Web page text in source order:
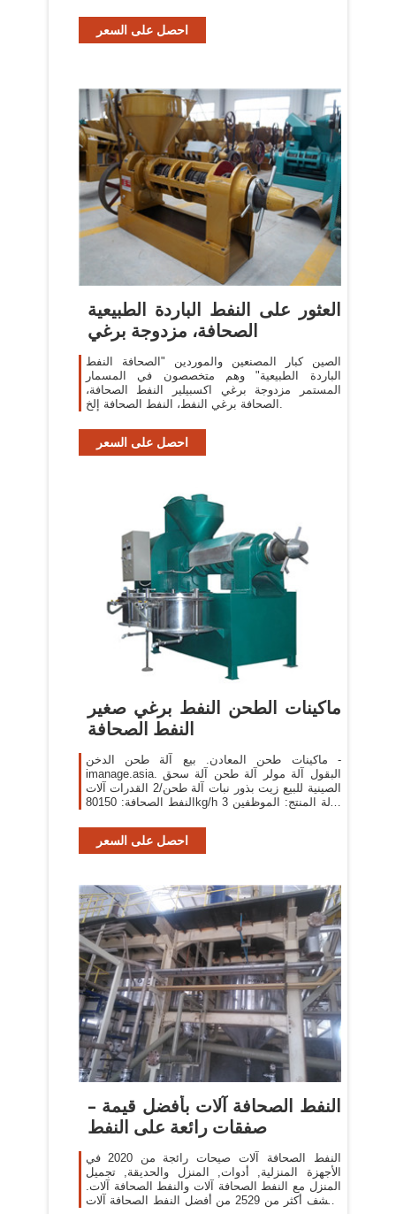
احصل على السعر
العثور على النفط الباردة الطبيعية
الصحافة، مزدوجة برغي
الصين كبار المصنعين والموردين "الصحافة النفط
الباردة الطبيعية" وهم متخصصون في المسمار
المستمر مزدوجة برغي اكسبيلير النفط الصحافة،
الصحافة برغي النفط، النفط الصحافة إلخ.
احصل على السعر
ماكينات الطحن النفط برغي صغير
النفط الصحافة
ماكينات طحن المعادن. بيع آلة طحن الدخن -
imanage.asia. البقول آلة مولر آلة طحن آلة سحق
الصينية للبيع زيت بذور نبات آلة طحن/2 القدرات آلات
النفط الصحافة: 80150kg/h 3 حالة المنتج: الموظفين
احصل على السعر
النفط الصحافة آلات بأفضل قيمة –
صفقات رائعة على النفط
النفط الصحافة آلات صيحات رائجة من 2020 في
الأجهزة المنزلية, أدوات, المنزل والحديقة, تجميل
المنزل مع النفط الصحافة آلات والنفط الصحافة آلات.
اكتشف أكثر من 2529 من أفضل النفط الصحافة آلات